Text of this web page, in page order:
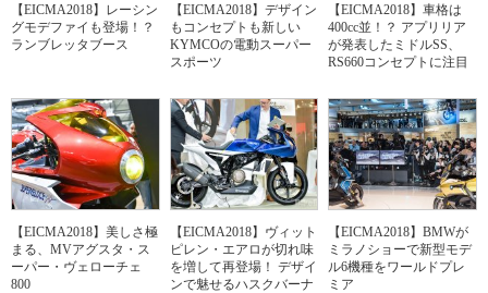
【EICMA2018】レーシン
グモデファイも登場！？
ランブレッタブース
【EICMA2018】デザイン
もコンセプトも新しい
KYMCOの電動スーパー
スポーツ
【EICMA2018】車格は
400cc並！？ アプリリア
が発表したミドルSS、
RS660コンセプトに注目
【EICMA2018】美しさ極
まる、MVアグスタ・ス
ーパー・ヴェローチェ
800
【EICMA2018】ヴィット
ピレン・エアロが切れ味
を増して再登場！ デザイ
ンで魅せるハスクバーナ
【EICMA2018】BMWが
ミラノショーで新型モデ
ル6機種をワールドプレ
ミア